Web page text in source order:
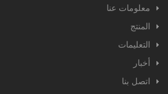
معلومات عنا
المنتج
التعليمات
أخبار
اتصل بنا